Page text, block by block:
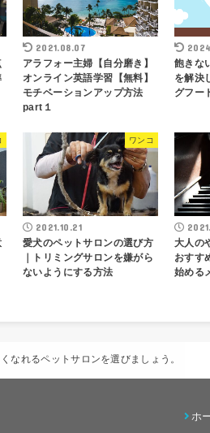
2021.08.07
アラフォー主婦【自分磨き】
オンライン英語学習【無料】
モチベーションアップ方法
part１
飽きな
を解決
グフー
ワンコ
2021.10.21
愛犬のペットサロンの選び方
｜トリミングサロンを嫌がら
ないようにする方法
大人の
おすす
始める
なれるペットサロンを選びましょう。
ホ